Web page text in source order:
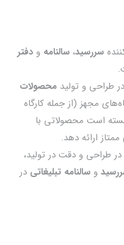
سررسید، سالنامه و دفتر
طراحی و تولید محصولات
مجهز (از جمله کارگاه
مترمربع) توانسته است محصولاتی با
ارائه دهد.
در طراحی و دقت در تولید،
و سالنامه تبلیغاتی در